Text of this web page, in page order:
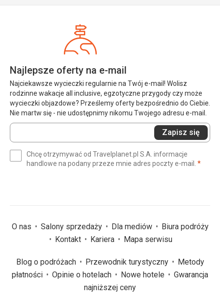
Najlepsze oferty na e-mail
Najciekawsze wycieczki regularnie na Twój e-mail! Wolisz
rodzinne wakacje all inclusive, egzotyczne przygody czy może
wycieczki objazdowe? Prześlemy oferty bezpośrednio do Ciebie.
Nie martw się - nie udostępnimy nikomu Twojego adresu e-mail.
Wprowadź
swój
(wymagane)
Zapisz się
Chcę otrzymywać od Travelplanet.pl S.A. informacje
handlowe na podany przeze mnie adres poczty e-mail. *
O nas Salony sprzedaży Dla mediów
Biura podróży
Kontakt
Kariera Mapa serwisu
Blog o podróżach Przewodnik turystyczny
Metody
płatności
Opinie o hotelach Nowe hotele
Gwarancja
najniższej ceny